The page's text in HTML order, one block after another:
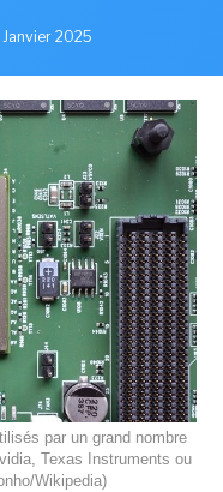
Janvier 2025
par un grand nombre
Texas Instruments ou
Wikipedia)